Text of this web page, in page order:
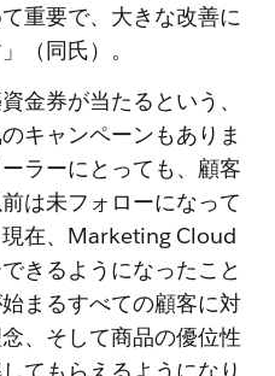
重要で、大きな改善に
（同氏）。
金券が当たるという、
キャンペーンもありま
ラーにとっても、顧客
は未フォローになって
在、Marketing Cloud
きるようになったこと
まるすべての顧客に対
、そして商品の優位性